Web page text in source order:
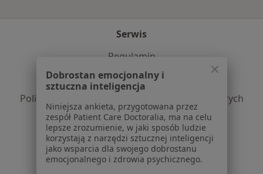
Serwis
Regulamin
Polityka prywatności pacjentów
Polityka prywatności profesjonalistów
Polityka prywatności dla profesjonalistów, których
dane pozyskaliśmy samodzielnie
Polityka cookies
Jak działają wyniki wyszukiwania
Dostępność
Dobrostan emocjonalny i
sztuczna inteligencja
Niniejsza ankieta, przygotowana przez
zespół Patient Care Doctoralia, ma na celu
lepsze zrozumienie, w jaki sposób ludzie
korzystają z narzędzi sztucznej inteligencji
jako wsparcia dla swojego dobrostanu
emocjonalnego i zdrowia psychicznego.